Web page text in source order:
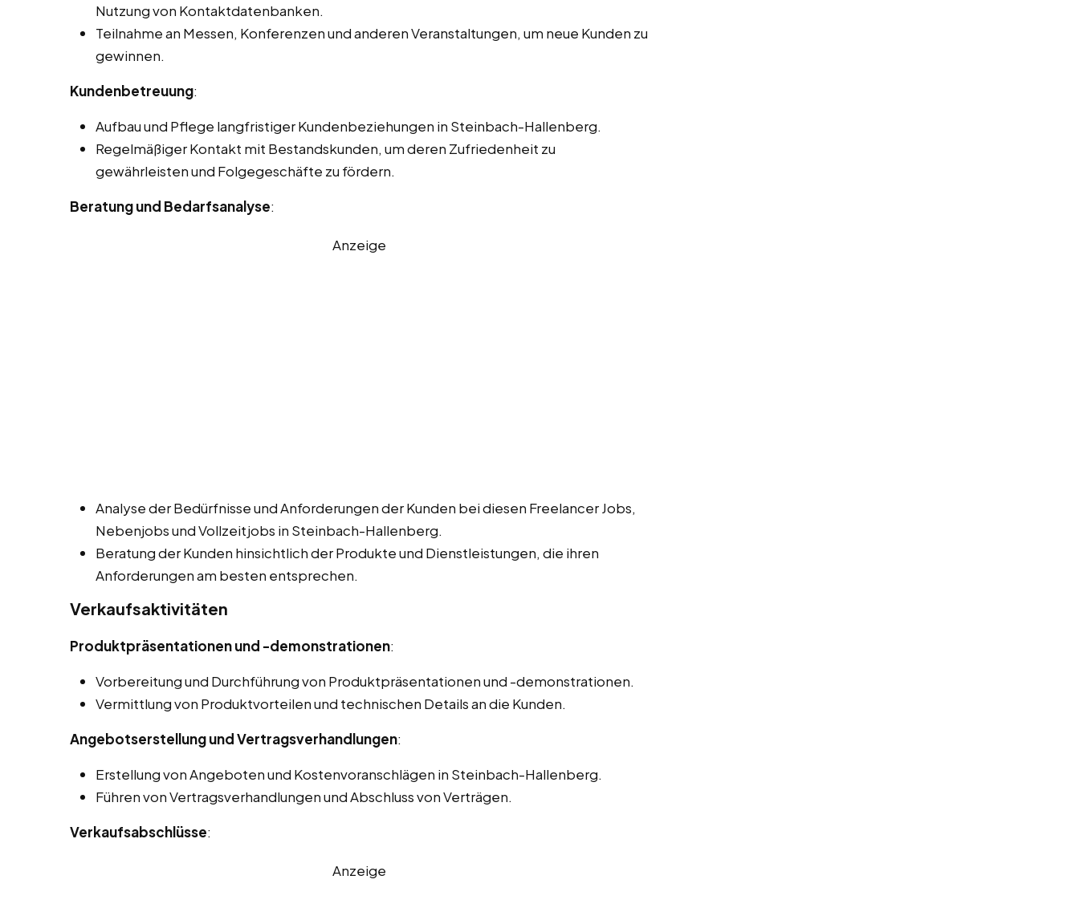
Nutzung von Kontaktdatenbanken.
Teilnahme an Messen, Konferenzen und anderen Veranstaltungen, um neue Kunden zu
gewinnen.
Kundenbetreuung:
Aufbau und Pflege langfristiger Kundenbeziehungen in Steinbach-Hallenberg.
Regelmäßiger Kontakt mit Bestandskunden, um deren Zufriedenheit zu
gewährleisten und Folgegeschäfte zu fördern.
Beratung und Bedarfsanalyse:
Anzeige
Analyse der Bedürfnisse und Anforderungen der Kunden bei diesen Freelancer Jobs,
Nebenjobs und Vollzeitjobs in Steinbach-Hallenberg.
Beratung der Kunden hinsichtlich der Produkte und Dienstleistungen, die ihren
Anforderungen am besten entsprechen.
Verkaufsaktivitäten
Produktpräsentationen und -demonstrationen:
Vorbereitung und Durchführung von Produktpräsentationen und -demonstrationen.
Vermittlung von Produktvorteilen und technischen Details an die Kunden.
Angebotserstellung und Vertragsverhandlungen:
Erstellung von Angeboten und Kostenvoranschlägen in Steinbach-Hallenberg.
Führen von Vertragsverhandlungen und Abschluss von Verträgen.
Verkaufsabschlüsse:
Anzeige